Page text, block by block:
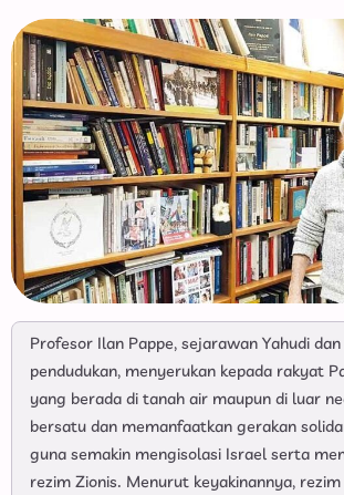
Profesor Ilan Pappe, sejarawan Yahudi
pendudukan, menyerukan kepada rakyat
yang berada di tanah air maupun di luar
bersatu dan memanfaatkan gerakan
guna semakin mengisolasi Israel serta
rezim Zionis. Menurut keyakinannya,